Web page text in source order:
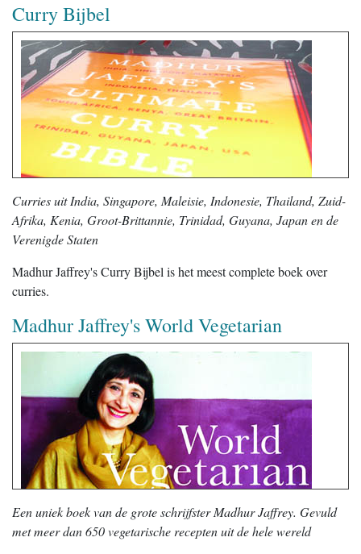
Curry Bijbel
Curries uit India, Singapore, Maleisie, Indonesie, Thailand, Zuid-
Afrika, Kenia, Groot-Brittannie, Trinidad, Guyana, Japan en de
Verenigde Staten
Madhur Jaffrey's Curry Bijbel is het meest complete boek over
curries.
Madhur Jaffrey's World Vegetarian
Een uniek boek van de grote schrijfster Madhur Jaffrey. Gevuld
met meer dan 650 vegetarische recepten uit de hele wereld